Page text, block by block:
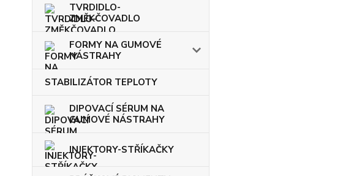
TVRDIDLO-
ZMĚKČOVADLO
FORMY NA GUMOVÉ
NÁSTRAHY
STABILIZÁTOR TEPLOTY
DIPOVACÍ SÉRUM NA
GUMOVÉ NÁSTRAHY
INJEKTORY-STŘÍKAČKY